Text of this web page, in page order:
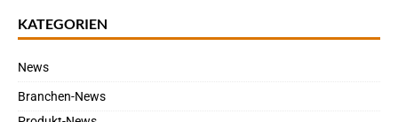
KATEGORIEN
News
Branchen-News